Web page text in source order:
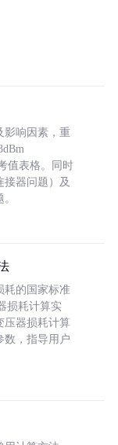
影响因素，重
值表格。同时
器问题）及
耗的国家标准
损耗计算实
压器损耗计算
数，指导用户